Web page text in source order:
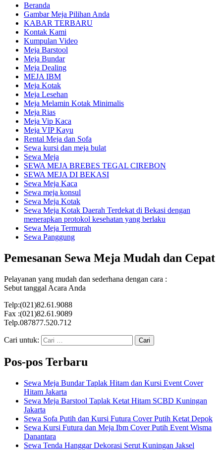
Beranda
Gambar Meja Pilihan Anda
KABAR TERBARU
Kontak Kami
Kumpulan Video
Meja Barstool
Meja Bundar
Meja Dealing
MEJA IBM
Meja Kotak
Meja Lesehan
Meja Melamin Kotak Minimalis
Meja Rias
Meja Vip Kaca
Meja VIP Kayu
Rental Meja dan Sofa
Sewa kursi dan meja bulat
Sewa Meja
SEWA MEJA BREBES TEGAL CIREBON
SEWA MEJA DI BEKASI
Sewa Meja Kaca
Sewa meja konsul
Sewa Meja Kotak
Sewa Meja Kotak Daerah Terdekat di Bekasi dengan
menerapkan protokol kesehatan yang berlaku
Sewa Meja Termurah
Sewa Panggung
Pemesanan Sewa Meja Mudah dan Cepat
Pelayanan yang mudah dan sederhana dengan cara :
Sebut tanggal Acara Anda
Telp:(021)82.61.9088
Fax :(021)82.61.9089
Telp.087877.520.712
Cari untuk:
Pos-pos Terbaru
Sewa Meja Bundar Taplak Hitam dan Kursi Event Cover
Hitam Jakarta
Sewa Meja Barstool Taplak Ketat Hitam SCBD Kuningan
Jakarta
Sewa Sofa Putih dan Kursi Futura Cover Putih Ketat Depok
Sewa Kursi Futura dan Meja Ibm Cover Putih Event Wisma
Danantara
Sewa Tenda Hanggar Dekorasi Serut Kuningan Jaksel